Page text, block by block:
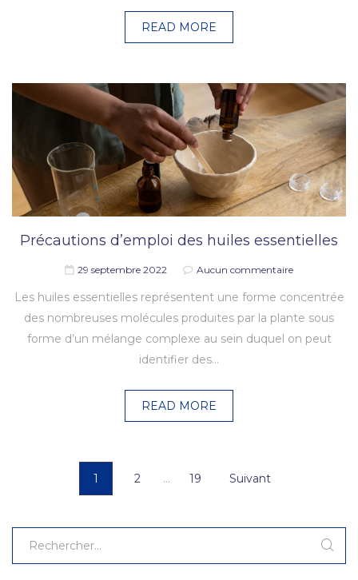
READ MORE
Précautions d’emploi des huiles essentielles
29 septembre 2022 Aucun commentaire
Les huiles essentielles représentent une forme concentrée
des nombreuses molécules produites par la plante sous
forme d’un mélange complexe au sein duquel on peut
identifier des…
READ MORE
1 2 … 19 Suivant